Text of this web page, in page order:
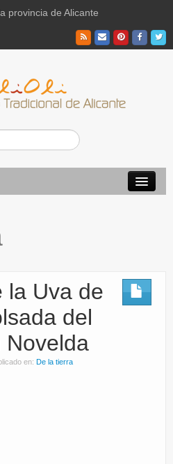
provincia de Alicante
la Uva de
del
Novelda
en: De la tierra